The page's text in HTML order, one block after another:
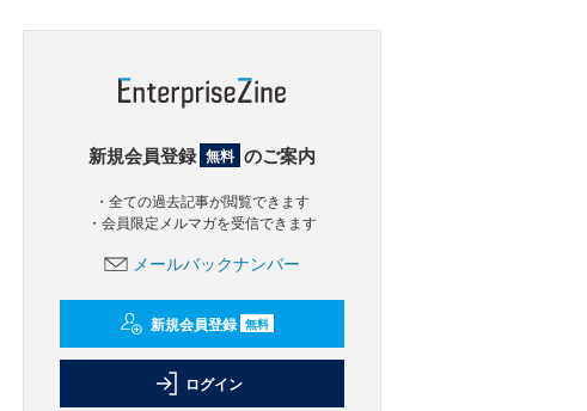
新規会員登録 無料 のご案内
・全ての過去記事が閲覧できます
・会員限定メルマガを受信できます
メールバックナンバー
新規会員登録 無料
ログイン